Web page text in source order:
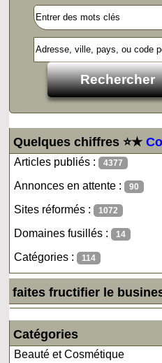
Quelques chiffres ⭐★
Articles publiés : 4377
Annonces en attente : 90
Sites réformés : 1072
Domaines fusillés : 14
Catégories : 114
faites fructifier le
Catégories
Beauté et Cosmétique